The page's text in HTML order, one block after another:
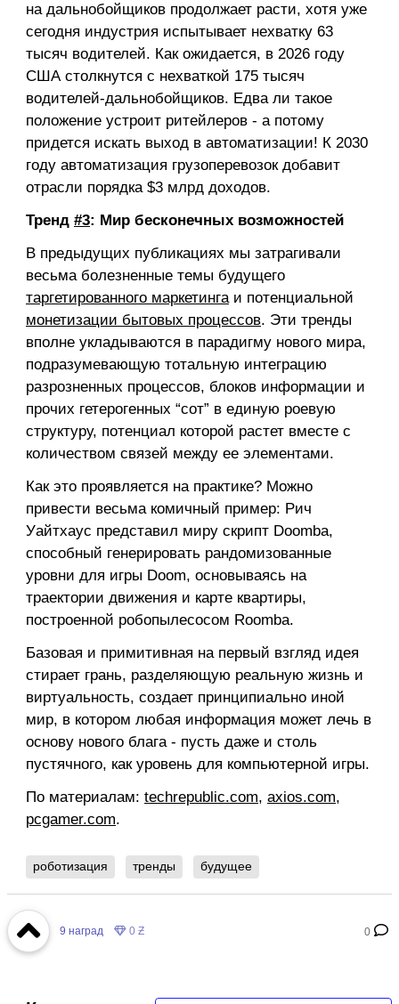
на дальнобойщиков продолжает расти, хотя уже
сегодня индустрия испытывает нехватку 63
тысяч водителей. Как ожидается, в 2026 году
США столкнутся с нехваткой 175 тысяч
водителей-дальнобойщиков. Едва ли такое
положение устроит ритейлеров - а потому
придется искать выход в автоматизации! К 2030
году автоматизация грузоперевозок добавит
отрасли порядка $3 млрд доходов.
Тренд #3: Мир бесконечных возможностей
В предыдущих публикациях мы затрагивали
весьма болезненные темы будущего
таргетированного маркетингаи потенциальной
монетизации бытовых процессов. Эти тренды
вполне укладываются в парадигму нового мира,
подразумевающую тотальную интеграцию
разрозненных процессов, блоков информации и
прочих гетерогенных “сот” в единую роевую
структуру, потенциал которой растет вместе с
количеством связей между ее элементами.
Как это проявляется на практике? Можно
привести весьма комичный пример: Рич
Уайтхаус представил миру скрипт Doomba,
способный генерировать рандомизованные
уровни для игры Doom, основываясь на
траектории движения и карте квартиры,
построенной робопылесосом Roomba.
Базовая и примитивная на первый взгляд идея
стирает грань, разделяющую реальную жизнь и
виртуальность, создает принципиально иной
мир, в котором любая информация может лечь в
основу нового блага - пусть даже и столь
пустячного, как уровень для компьютерной игры.
По материалам: techrepublic.com, axios.com,
pcgamer.com.
роботизация тренды будущее
0
9 наград 0 Ƶ